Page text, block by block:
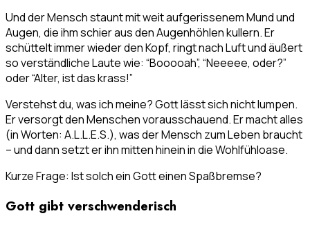
Und der Mensch staunt mit weit aufgerissenem Mund und
Augen, die ihm schier aus den Augenhöhlen kullern. Er
schüttelt immer wieder den Kopf, ringt nach Luft und äußert
so verständliche Laute wie: “Booooah”, “Neeeee, oder?”
oder “Alter, ist das krass!”
Verstehst du, was ich meine? Gott lässt sich nicht lumpen.
Er versorgt den Menschen vorausschauend. Er macht alles
(in Worten: A.L.L.E.S.), was der Mensch zum Leben braucht
– und dann setzt er ihn mitten hinein in die Wohlfühloase.
Kurze Frage: Ist solch ein Gott einen Spaßbremse?
Gott gibt verschwenderisch